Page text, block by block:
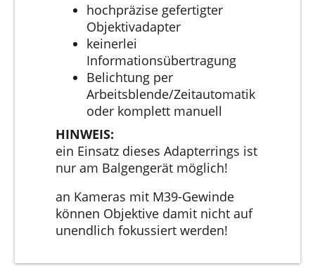
hochpräzise gefertigter
Objektivadapter
keinerlei
Informationsübertragung
Belichtung per
Arbeitsblende/Zeitautomatik
oder komplett manuell
HINWEIS:
ein Einsatz dieses Adapterrings ist
nur am Balgengerät möglich!
an Kameras mit M39-Gewinde
können Objektive damit nicht auf
unendlich fokussiert werden!